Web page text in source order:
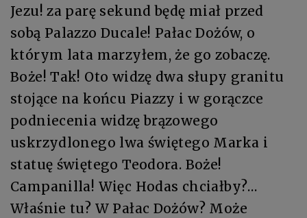
Jezu! za parę sekund będę miał przed
sobą Palazzo Ducale! Pałac Dożów, o
którym lata marzyłem, że go zobaczę.
Boże! Tak! Oto widzę dwa słupy granitu
stojące na końcu Piazzy i w gorączce
podniecenia widzę brązowego
uskrzydlonego lwa świętego Marka i
statuę świętego Teodora. Boże!
Campanilla! Więc Hodas chciałby?…
Właśnie tu? W Pałac Dożów? Może